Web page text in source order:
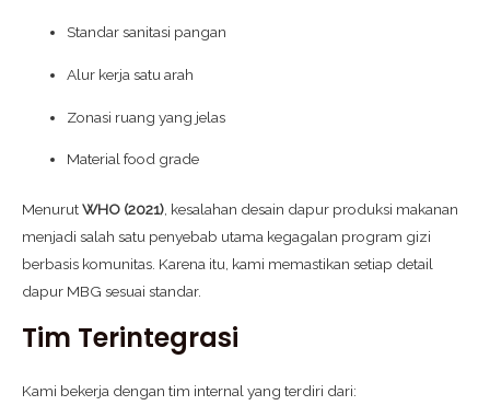
Standar sanitasi pangan
Alur kerja satu arah
Zonasi ruang yang jelas
Material food grade
MenurutWHO (2021) , kesalahan desain dapur produksi makanan
menjadi salah satu penyebab utama kegagalan program gizi
berbasis komunitas. Karena itu, kami memastikan setiap detail
dapur MBG sesuai standar.
Tim Terintegrasi
Kami bekerja dengan tim internal yang terdiri dari: